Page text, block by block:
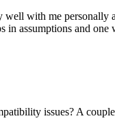
with me personally
assumptions and
issues? A